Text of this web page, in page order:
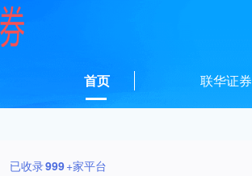
首页 联华证券
已收录999+家平台